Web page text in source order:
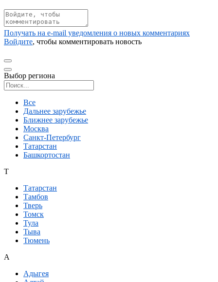
Получать на e‑mail уведомления о новых комментариях
Войдите, чтобы комментировать новость
Выбор региона
Все
Дальнее зарубежье
Ближнее зарубежье
Москва
Санкт-Петербург
Татарстан
Башкортостан
Т
Татарстан
Тамбов
Тверь
Томск
Тула
Тыва
Тюмень
А
Адыгея